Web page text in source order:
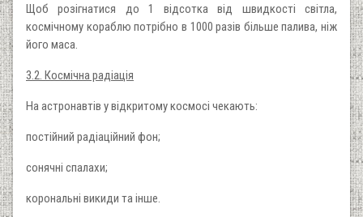
Щоб розігнатися до 1 відсотка від швидкості світла,
космічному кораблю потрібно в 1000 разів більше палива, ніж
його маса.
3.2. Космічна радіація
На астронавтів у відкритому космосі чекають:
постійний радіаційний фон;
сонячні спалахи;
корональні викиди та інше.